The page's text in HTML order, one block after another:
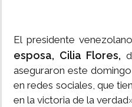
El presidente
esposa, Cilia Flores,
aseguraron este
en redes sociales, que
en la victoria de la